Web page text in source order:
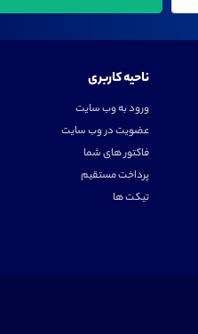
ناحیه کاربری
ورود به وب سایت
عضویت در وب سایت
فاکتور های شما
پرداخت مستقیم
تیکت ها